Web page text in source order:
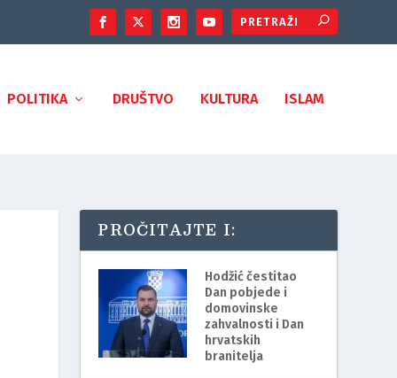
POLITIKA DRUŠTVO KULTURA ISLAM
PROČITAJTE I:
Hodžić čestitao
Dan pobjede i
domovinske
zahvalnosti i Dan
hrvatskih
branitelja